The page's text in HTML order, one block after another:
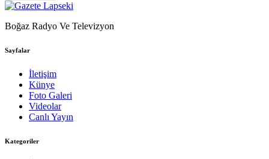
Boğaz Radyo Ve Televizyon
Sayfalar
İletişim
Künye
Foto Galeri
Videolar
Canlı Yayın
Kategoriler